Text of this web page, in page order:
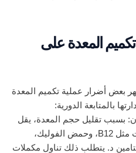
المعدة على
بعض أضرار عملية تكميم المعدة
بالمتابعة الدورية:
بسبب تقليل حجم المعدة، يقل
امتصاص بعض الفيتامينات مثل B12، وحمض الفوليك،
د. يتطلب ذلك تناول مكملات